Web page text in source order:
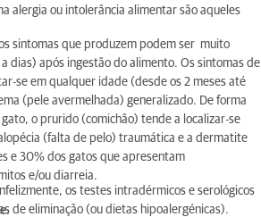
alergia ou intolerância alimentar são aqueles
sintomas que produzem podem ser muito
dias) após ingestão do alimento. Os sintomas de
se em qualquer idade (desde os 2 meses até
(pele avermelhada) generalizado. De forma
o prurido (comichão) tende a localizar-se
(falta de pelo) traumática e a dermatite
e 30% dos gatos que apresentam
e/ou diarreia.
os testes intradérmicos e serológicos
de eliminação (ou dietas hipoalergénicas).